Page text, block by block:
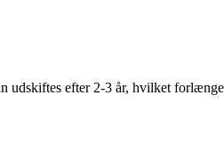
udskiftes efter 2-3 år, hvilket